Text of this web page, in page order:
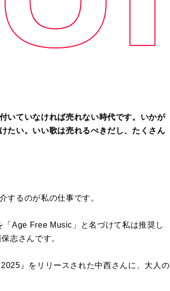
いていなければ売れない時代です。いかが
たい。いい歌は売れるべきだし、たくさん
するのが私の仕事です。
「Age Free Music 」と名づけて私は推奨し
志さんです。
2025 』をリリースされた中西さんに、大人の